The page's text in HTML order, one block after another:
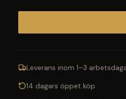
Leverans inom 1–3
14 dagars öppet köp